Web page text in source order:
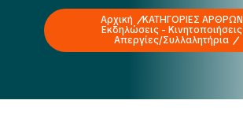
Αρχική
ΚΑΤΗΓΟΡΙΕΣ ΑΡΘΡΩΝ
Εκδηλώσεις - Κινητοποιήσεις
Απεργίες/Συλλαλητήρια